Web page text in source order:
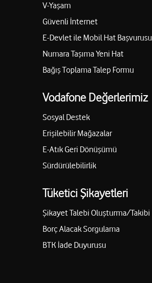
V-Yaşam
Güvenli İnternet
E-Devlet ile Mobil Hat Başvurusu
Numara Taşıma Yeni Hat
Bağış Toplama Talep Formu
Vodafone Değerlerimiz
Sosyal Destek
Erişilebilir Mağazalar
E-Atık Geri Dönüşümü
Sürdürülebilirlik
Tüketici Şikayetleri
Şikayet Talebi Oluşturma/Takibi
Borç Alacak Sorgulama
BTK İade Duyurusu